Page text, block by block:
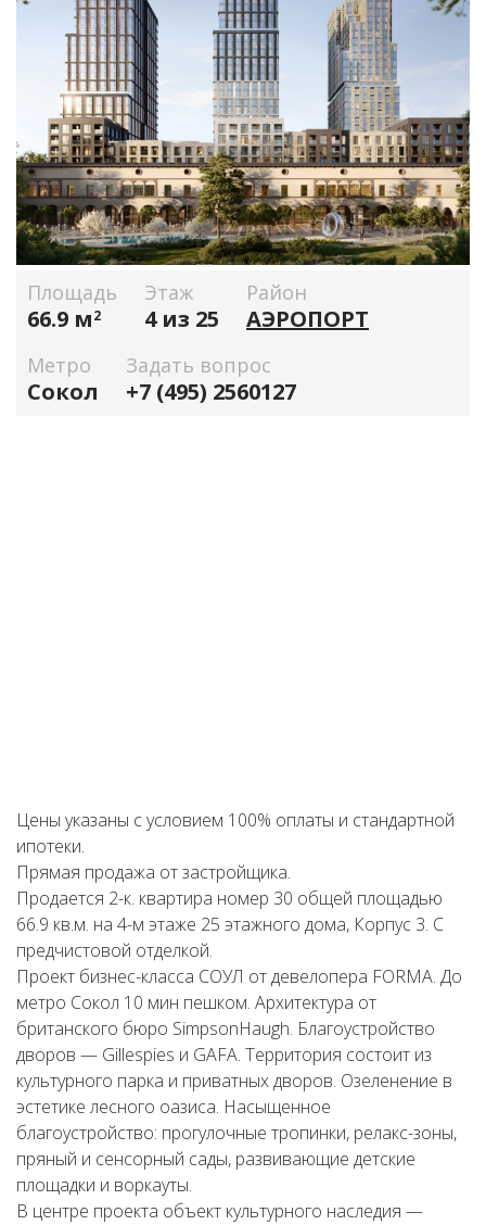
Площадь
66.9 м2
Этаж
4 из 25
Район
АЭРОПОРТ
Метро
Сокол
Задать вопрос
+7 (495) 2560127
Цены указаны с условием 100% оплаты и стандартной
ипотеки.
Прямая продажа от застройщика.
Продается 2-к. квартира номер 30 общей площадью
66.9 кв.м. на 4-м этаже 25 этажного дома, Корпус 3. С
предчистовой отделкой.
Проект бизнес-класса СОУЛ от девелопера FORMA. До
метро Сокол 10 мин пешком. Архитектура от
британского бюро SimpsonHaugh. Благоустройство
дворов — Gillespies и GAFA. Территория состоит из
культурного парка и приватных дворов. Озеленение в
эстетике лесного оазиса. Насыщенное
благоустройство: прогулочные тропинки, релакс-зоны,
пряный и сенсорный сады, развивающие детские
площадки и воркауты.
В центре проекта объект культурного наследия —